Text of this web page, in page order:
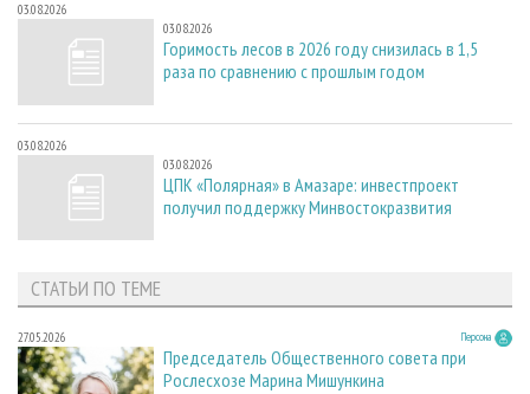
03.08.2026
03.08.2026
Горимость лесов в 2026 году снизилась в 1,5
раза по сравнению с прошлым годом
03.08.2026
03.08.2026
ЦПК «Полярная» в Амазаре: инвестпроект
получил поддержку Минвостокразвития
СТАТЬИ ПО ТЕМЕ
27.05.2026 Персона
Председатель Общественного совета при
Рослесхозе Марина Мишункина